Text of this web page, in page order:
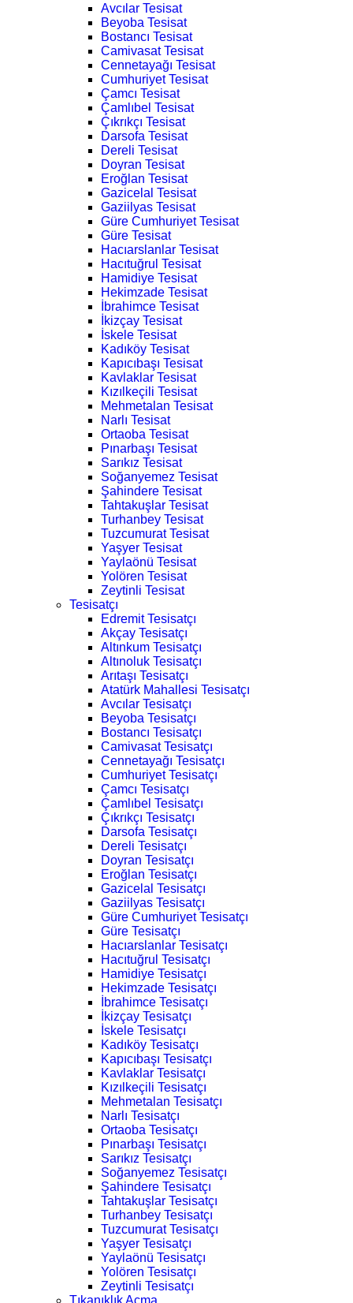
Avcılar Tesisat
Beyoba Tesisat
Bostancı Tesisat
Camivasat Tesisat
Cennetayağı Tesisat
Cumhuriyet Tesisat
Çamcı Tesisat
Çamlıbel Tesisat
Çıkrıkçı Tesisat
Darsofa Tesisat
Dereli Tesisat
Doyran Tesisat
Eroğlan Tesisat
Gazicelal Tesisat
Gaziilyas Tesisat
Güre Cumhuriyet Tesisat
Güre Tesisat
Hacıarslanlar Tesisat
Hacıtuğrul Tesisat
Hamidiye Tesisat
Hekimzade Tesisat
İbrahimce Tesisat
İkizçay Tesisat
İskele Tesisat
Kadıköy Tesisat
Kapıcıbaşı Tesisat
Kavlaklar Tesisat
Kızılkeçili Tesisat
Mehmetalan Tesisat
Narlı Tesisat
Ortaoba Tesisat
Pınarbaşı Tesisat
Sarıkız Tesisat
Soğanyemez Tesisat
Şahindere Tesisat
Tahtakuşlar Tesisat
Turhanbey Tesisat
Tuzcumurat Tesisat
Yaşyer Tesisat
Yaylaönü Tesisat
Yolören Tesisat
Zeytinli Tesisat
Tesisatçı
Edremit Tesisatçı
Akçay Tesisatçı
Altınkum Tesisatçı
Altınoluk Tesisatçı
Arıtaşı Tesisatçı
Atatürk Mahallesi Tesisatçı
Avcılar Tesisatçı
Beyoba Tesisatçı
Bostancı Tesisatçı
Camivasat Tesisatçı
Cennetayağı Tesisatçı
Cumhuriyet Tesisatçı
Çamcı Tesisatçı
Çamlıbel Tesisatçı
Çıkrıkçı Tesisatçı
Darsofa Tesisatçı
Dereli Tesisatçı
Doyran Tesisatçı
Eroğlan Tesisatçı
Gazicelal Tesisatçı
Gaziilyas Tesisatçı
Güre Cumhuriyet Tesisatçı
Güre Tesisatçı
Hacıarslanlar Tesisatçı
Hacıtuğrul Tesisatçı
Hamidiye Tesisatçı
Hekimzade Tesisatçı
İbrahimce Tesisatçı
İkizçay Tesisatçı
İskele Tesisatçı
Kadıköy Tesisatçı
Kapıcıbaşı Tesisatçı
Kavlaklar Tesisatçı
Kızılkeçili Tesisatçı
Mehmetalan Tesisatçı
Narlı Tesisatçı
Ortaoba Tesisatçı
Pınarbaşı Tesisatçı
Sarıkız Tesisatçı
Soğanyemez Tesisatçı
Şahindere Tesisatçı
Tahtakuşlar Tesisatçı
Turhanbey Tesisatçı
Tuzcumurat Tesisatçı
Yaşyer Tesisatçı
Yaylaönü Tesisatçı
Yolören Tesisatçı
Zeytinli Tesisatçı
Tıkanıklık Açma